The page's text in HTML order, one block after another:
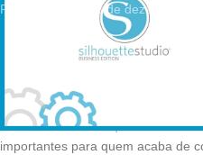
Patricia
Ativado 15 de dezembro de
Antes de começãr a usar a sua
compreender alguns termos para
Quando comecei, não tinha muita
Studio e das máquinas de corte e
na internet. Por isso, decidi reunir
importantes para quem acaba de